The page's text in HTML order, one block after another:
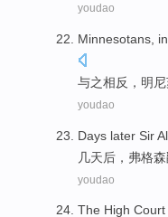
youdao
Minnesotans , in
与之相反 ， 明
youdao
Days later Sir
几天后 ， 弗格森
youdao
The High Court